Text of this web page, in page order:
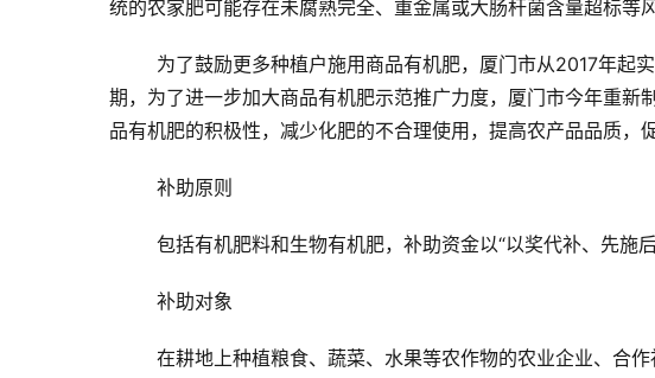
统的农家肥可能存在未腐熟完全、重金属或大肠杆菌含量超标等风
为了鼓励更多种植户施用商品有机肥，厦门市从2017年起
期，为了进一步加大商品有机肥示范推广力度，厦门市今年重新
品有机肥的积极性，减少化肥的不合理使用，提高农产品品质，
补助原则
包括有机肥料和生物有机肥，补助资金以“以奖代补、先施
补助对象
在耕地上种植粮食、蔬菜、水果等农作物的农业企业、合